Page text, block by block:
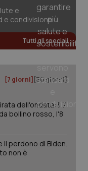
e
e condivisione
Tutti gli speciali
[7 giorni] [30 giorni]
dell'ondata: il 7
bollino rosso, l'8
il perdono di Biden.
non è
aree
grado di
/Dominio